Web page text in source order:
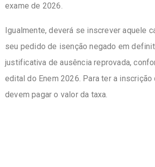
exame de 2026.
Igualmente, deverá se inscrever aquele
seu pedido de isenção negado em
justificativa de ausência reprovada,
edital do Enem 2026. Para ter a inscrição
devem pagar o valor da taxa.